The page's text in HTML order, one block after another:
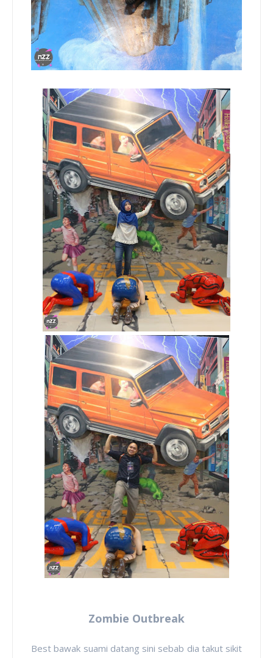
Zombie Outbreak
Best bawak suami datang sini sebab dia takut sikit